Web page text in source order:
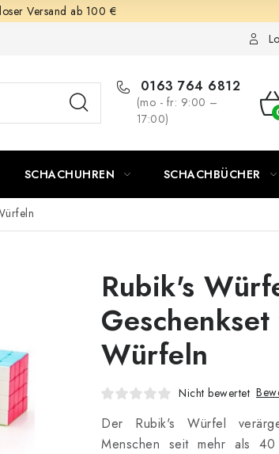
Versand ab 100 €
0163 764 6812
(mo - fr: 9:00 –
17:00)
SCHACHUHREN SCHACHBÜCHER
Rubik's
Würfeln
Nicht bewertet
Der Rubik's Würfel
Menschen seit mehr als